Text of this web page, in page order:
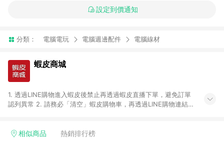
設定到價通知
分類： 電腦電玩 電腦週邊配件 電腦線材
蝦皮商城
1. 透過LINE購物進入蝦皮後禁止再透過蝦皮直播下單，避免訂單
認列異常 2. 請務必「清空」蝦皮購物車，再透過LINE購物連結至
交易後，想下第二張訂單，請重新從LINE購物連結至蝦皮商店進
相似商品 熱銷排行榜